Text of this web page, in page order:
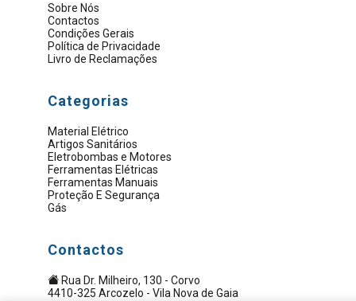
Sobre Nós
Contactos
Condições Gerais
Política de Privacidade
Livro de Reclamações
Categorias
Material Elétrico
Artigos Sanitários
Eletrobombas e Motores
Ferramentas Elétricas
Ferramentas Manuais
Proteção E Segurança
Gás
Contactos
Rua Dr. Milheiro, 130 - Corvo
4410-325 Arcozelo - Vila Nova de Gaia